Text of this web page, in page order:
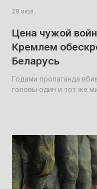
Цена чужой
Кремлем
Беларусь
Годами пропаганда
головы один и тот же
28 июл.